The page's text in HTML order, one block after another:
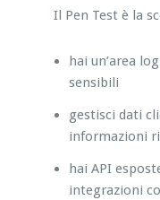
Il Pen Test è la
hai un’area
sensibili
gestisci dati
informazioni
hai API
integrazioni